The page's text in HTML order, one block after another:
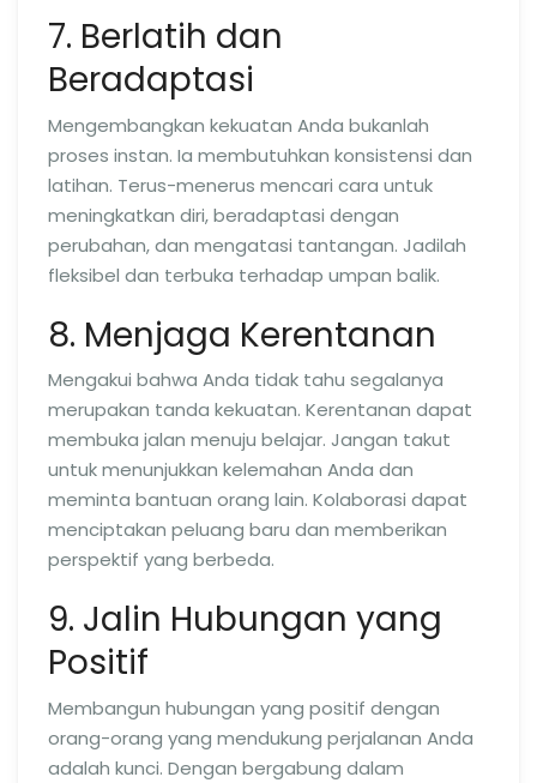
7. Berlatih dan
Beradaptasi
Mengembangkan kekuatan Anda bukanlah
proses instan. Ia membutuhkan konsistensi dan
latihan. Terus-menerus mencari cara untuk
meningkatkan diri, beradaptasi dengan
perubahan, dan mengatasi tantangan. Jadilah
fleksibel dan terbuka terhadap umpan balik.
8. Menjaga Kerentanan
Mengakui bahwa Anda tidak tahu segalanya
merupakan tanda kekuatan. Kerentanan dapat
membuka jalan menuju belajar. Jangan takut
untuk menunjukkan kelemahan Anda dan
meminta bantuan orang lain. Kolaborasi dapat
menciptakan peluang baru dan memberikan
perspektif yang berbeda.
9. Jalin Hubungan yang
Positif
Membangun hubungan yang positif dengan
orang-orang yang mendukung perjalanan Anda
adalah kunci. Dengan bergabung dalam